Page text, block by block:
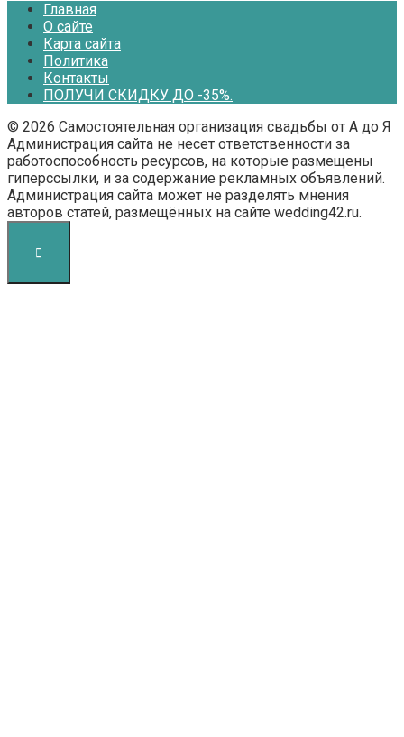
Главная
О сайте
Карта сайта
Политика
Контакты
ПОЛУЧИ СКИДКУ ДО -35%.
© 2026 Самостоятельная организация свадьбы от А до Я
Администрация сайта не несет ответственности за
работоспособность ресурсов, на которые размещены
гиперссылки, и за содержание рекламных объявлений.
Администрация сайта может не разделять мнения
авторов статей, размещённых на сайте wedding42.ru.